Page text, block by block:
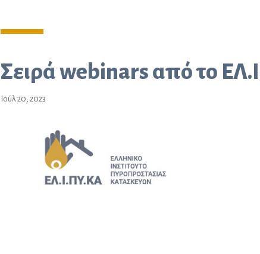
Σειρά webinars από το
Ιούλ 20, 2023